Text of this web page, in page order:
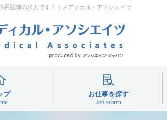
系医師の求人です！｜メディカル・アソシエイツ
プ お仕事を探す
Job Search